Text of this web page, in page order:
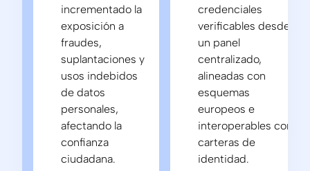
incrementado la
exposición a
fraudes,
suplantaciones y
usos indebidos
de datos
personales,
afectando la
confianza
ciudadana.
credenciales
verificables desde
un panel
centralizado,
alineadas con
esquemas
europeos e
interoperables con
carteras de
identidad.